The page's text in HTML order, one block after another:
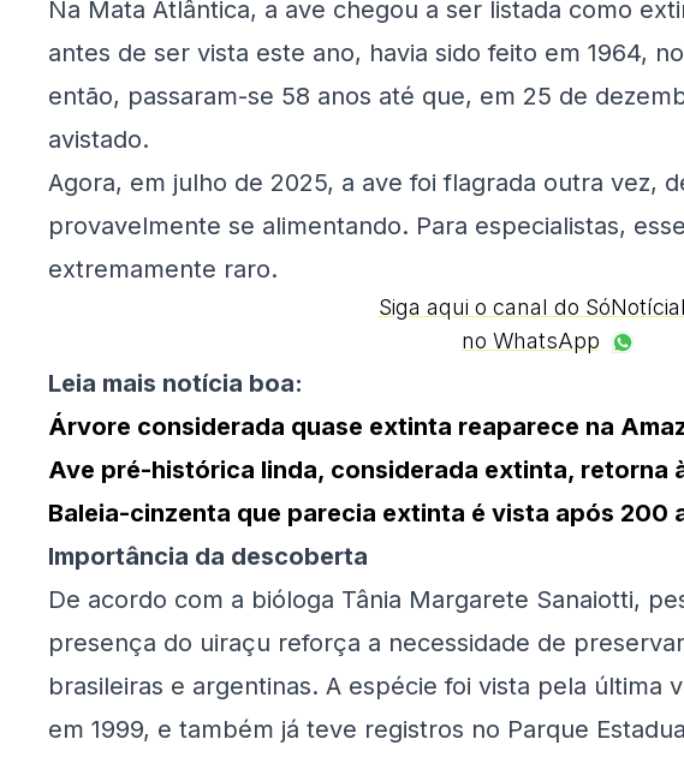
Na Mata Atlântica, a ave chegou a ser listada como
antes de ser vista este ano, havia sido feito em 1964,
então, passaram-se 58 anos até que, em 25 de
avistado.
Agora, em julho de 2025, a ave foi flagrada outra vez,
provavelmente se alimentando. Para especialistas,
extremamente raro.
Siga aqui o canal do
no WhatsApp
Leia mais notícia boa:
Árvore considerada quase extinta reaparece na
Ave pré-histórica linda, considerada extinta, retorna
Baleia-cinzenta que parecia extinta é vista após 200
Importância da descoberta
De acordo com a bióloga Tânia Margarete Sanaiotti,
presença do uiraçu reforça a necessidade de
brasileiras e argentinas. A espécie foi vista pela última
em 1999, e também já teve registros no Parque